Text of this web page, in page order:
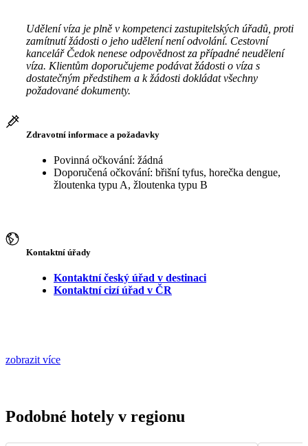
Udělení víza je plně v kompetenci zastupitelských úřadů, proti
zamítnutí žádosti o jeho udělení není odvolání. Cestovní
kancelář Čedok nenese odpovědnost za případné neudělení
víza. Klientům doporučujeme podávat žádosti o víza s
dostatečným předstihem a k žádosti dokládat všechny
požadované dokumenty.
Zdravotní informace a požadavky
Povinná očkování: žádná
Doporučená očkování: břišní tyfus, horečka dengue,
žloutenka typu A, žloutenka typu B
Kontaktní úřady
Kontaktní český úřad v destinaci
Kontaktní cizí úřad v ČR
zobrazit více
Podobné hotely v regionu